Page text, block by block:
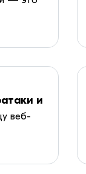
и
веб-